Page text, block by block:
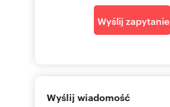
Wyślij zapytanie
Wyślij wiadomość